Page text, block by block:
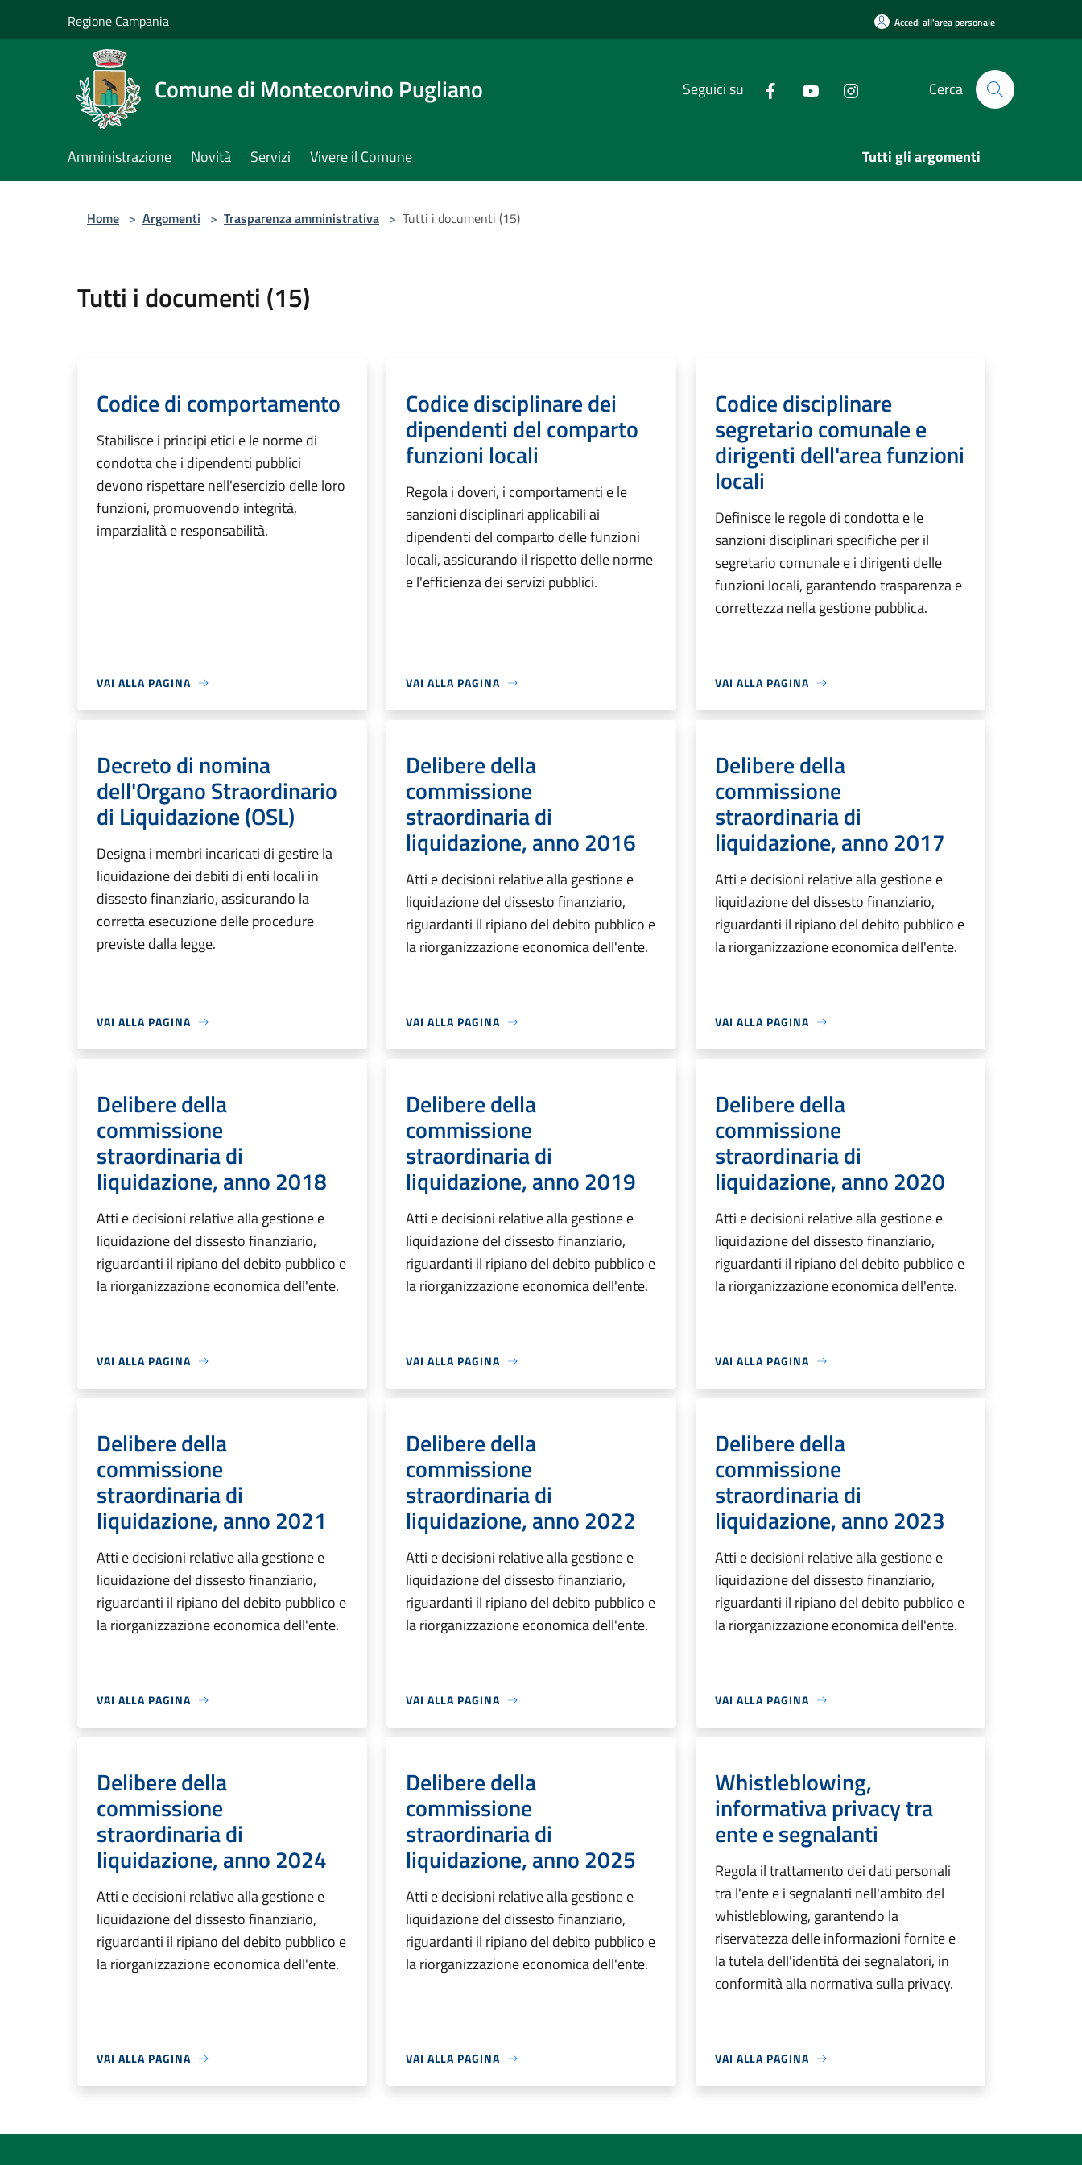
Regione Campania Accedi all'area personale
Comune di Montecorvino Pugliano Seguici su Cerca
Amministrazione Novità Servizi Vivere il Comune Tutti gli argomenti
Home > Argomenti > Trasparenza amministrativa > Tutti i documenti (15)
Tutti i documenti (15)
Codice di comportamento
Stabilisce i principi etici e le norme di
condotta che i dipendenti pubblici
devono rispettare nell'esercizio delle loro
funzioni, promuovendo integrità,
imparzialità e responsabilità.
VAI ALLA PAGINA
Codice disciplinare dei
dipendenti del comparto
funzioni locali
Regola i doveri, i comportamenti e le
sanzioni disciplinari applicabili ai
dipendenti del comparto delle funzioni
locali, assicurando il rispetto delle norme
e l'efficienza dei servizi pubblici.
VAI ALLA PAGINA
Codice disciplinare
segretario comunale e
dirigenti dell'area funzioni
locali
Definisce le regole di condotta e le
sanzioni disciplinari specifiche per il
segretario comunale e i dirigenti delle
funzioni locali, garantendo trasparenza e
correttezza nella gestione pubblica.
VAI ALLA PAGINA
Decreto di nomina
dell'Organo Straordinario
di Liquidazione (OSL)
Designa i membri incaricati di gestire la
liquidazione dei debiti di enti locali in
dissesto finanziario, assicurando la
corretta esecuzione delle procedure
previste dalla legge.
VAI ALLA PAGINA
Delibere della
commissione
straordinaria di
liquidazione, anno 2016
Atti e decisioni relative alla gestione e
liquidazione del dissesto finanziario,
riguardanti il ripiano del debito pubblico e
la riorganizzazione economica dell'ente.
VAI ALLA PAGINA
Delibere della
commissione
straordinaria di
liquidazione, anno 2017
Atti e decisioni relative alla gestione e
liquidazione del dissesto finanziario,
riguardanti il ripiano del debito pubblico e
la riorganizzazione economica dell'ente.
VAI ALLA PAGINA
Delibere della
commissione
straordinaria di
liquidazione, anno 2018
Atti e decisioni relative alla gestione e
liquidazione del dissesto finanziario,
riguardanti il ripiano del debito pubblico e
la riorganizzazione economica dell'ente.
VAI ALLA PAGINA
Delibere della
commissione
straordinaria di
liquidazione, anno 2019
Atti e decisioni relative alla gestione e
liquidazione del dissesto finanziario,
riguardanti il ripiano del debito pubblico e
la riorganizzazione economica dell'ente.
VAI ALLA PAGINA
Delibere della
commissione
straordinaria di
liquidazione, anno 2020
Atti e decisioni relative alla gestione e
liquidazione del dissesto finanziario,
riguardanti il ripiano del debito pubblico e
la riorganizzazione economica dell'ente.
VAI ALLA PAGINA
Delibere della
commissione
straordinaria di
liquidazione, anno 2021
Atti e decisioni relative alla gestione e
liquidazione del dissesto finanziario,
riguardanti il ripiano del debito pubblico e
la riorganizzazione economica dell'ente.
VAI ALLA PAGINA
Delibere della
commissione
straordinaria di
liquidazione, anno 2022
Atti e decisioni relative alla gestione e
liquidazione del dissesto finanziario,
riguardanti il ripiano del debito pubblico e
la riorganizzazione economica dell'ente.
VAI ALLA PAGINA
Delibere della
commissione
straordinaria di
liquidazione, anno 2023
Atti e decisioni relative alla gestione e
liquidazione del dissesto finanziario,
riguardanti il ripiano del debito pubblico e
la riorganizzazione economica dell'ente.
VAI ALLA PAGINA
Delibere della
commissione
straordinaria di
liquidazione, anno 2024
Atti e decisioni relative alla gestione e
liquidazione del dissesto finanziario,
riguardanti il ripiano del debito pubblico e
la riorganizzazione economica dell'ente.
VAI ALLA PAGINA
Delibere della
commissione
straordinaria di
liquidazione, anno 2025
Atti e decisioni relative alla gestione e
liquidazione del dissesto finanziario,
riguardanti il ripiano del debito pubblico e
la riorganizzazione economica dell'ente.
VAI ALLA PAGINA
Whistleblowing,
informativa privacy tra
ente e segnalanti
Regola il trattamento dei dati personali
tra l'ente e i segnalanti nell'ambito del
whistleblowing, garantendo la
riservatezza delle informazioni fornite e
la tutela dell'identità dei segnalatori, in
conformità alla normativa sulla privacy.
VAI ALLA PAGINA